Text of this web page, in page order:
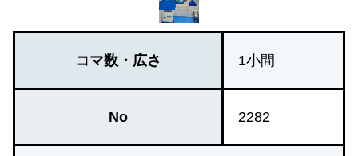
コマ数・広さ 1小間
No 2282